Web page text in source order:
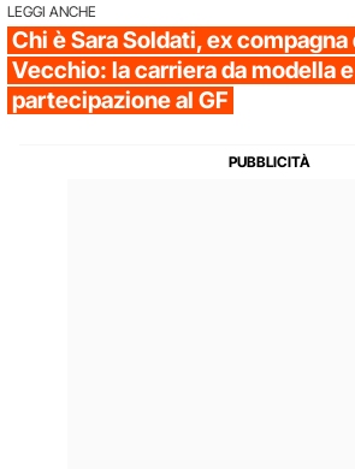
LEGGI ANCHE
Chi è Sara Soldati, ex compagna
Vecchio: la carriera da modella
partecipazione al GF